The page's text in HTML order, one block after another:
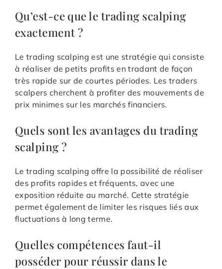
Qu’est-ce que le trading scalping
exactement ?
Le trading scalping est une stratégie qui consiste
à réaliser de petits profits en tradant de façon
très rapide sur de courtes périodes. Les traders
scalpers cherchent à profiter des mouvements de
prix minimes sur les marchés financiers.
Quels sont les avantages du trading
scalping ?
Le trading scalping offre la possibilité de réaliser
des profits rapides et fréquents, avec une
exposition réduite au marché. Cette stratégie
permet également de limiter les risques liés aux
fluctuations à long terme.
Quelles compétences faut-il
posséder pour réussir dans le